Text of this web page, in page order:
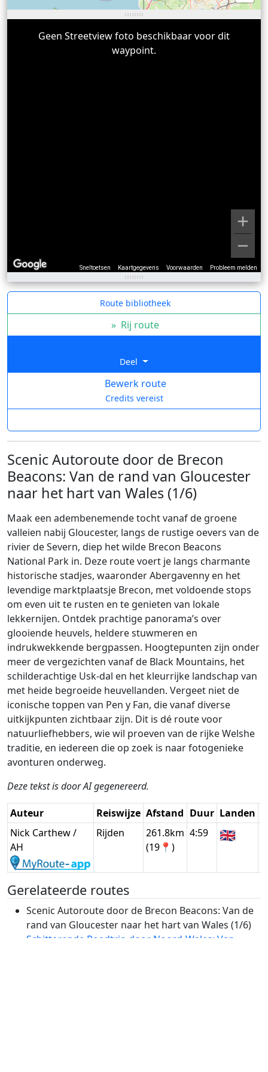
Sneltoetsen Kaartgegevens Voorwaarden Probleem melden
Geen Streetview foto beschikbaar voor dit
waypoint.
Route bibliotheek
» Rij route
Deel
Bewerk route
Credits vereist
Scenic Autoroute door de Brecon
Beacons: Van de rand van Gloucester
naar het hart van Wales (1/6)
Maak een adembenemende tocht vanaf de groene
valleien nabij Gloucester, langs de rustige oevers van de
rivier de Severn, diep het wilde Brecon Beacons
National Park in. Deze route voert je langs charmante
historische stadjes, waaronder Abergavenny en het
levendige marktplaatsje Brecon, met voldoende stops
om even uit te rusten en te genieten van lokale
lekkernijen. Ontdek prachtige panorama’s over
glooiende heuvels, heldere stuwmeren en
indrukwekkende bergpassen. Hoogtepunten zijn onder
meer de vergezichten vanaf de Black Mountains, het
schilderachtige Usk-dal en het kleurrijke landschap van
met heide begroeide heuvellanden. Vergeet niet de
iconische toppen van Pen y Fan, die vanaf diverse
uitkijkpunten zichtbaar zijn. Dit is dé route voor
natuurliefhebbers, wie wil proeven van de rijke Welshe
traditie, en iedereen die op zoek is naar fotogenieke
avonturen onderweg.
Deze tekst is door AI gegenereerd.
Auteur Reiswijze Afstand Duur Landen
Nick Carthew /
AH
Rijden
261.8km
(19📍)
4:59 🇬🇧
Gerelateerde routes
Scenic Autoroute door de Brecon Beacons: Van de
rand van Gloucester naar het hart van Wales (1/6)
Schitterende Roadtrip door Noord-Wales: Van